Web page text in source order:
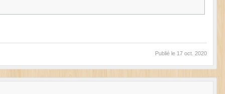
Publié le 17 oct. 2020